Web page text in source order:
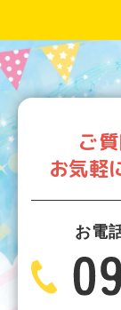
ご
お気軽
お電